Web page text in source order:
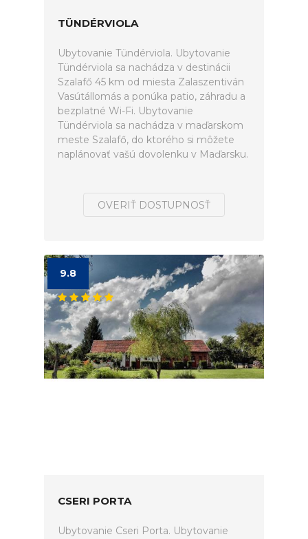
TÜNDÉRVIOLA
Ubytovanie Tündérviola. Ubytovanie
Tündérviola sa nachádza v destinácii
Szalafő 45 km od miesta Zalaszentiván
Vasútállomás a ponúka patio, záhradu a
bezplatné Wi-Fi. Ubytovanie
Tündérviola sa nachádza v maďarskom
meste Szalafő, do ktorého si môžete
naplánovať vašú dovolenku v Maďarsku.
OVERIŤ DOSTUPNOSŤ
9.8
CSERI PORTA
Ubytovanie Cseri Porta. Ubytovanie